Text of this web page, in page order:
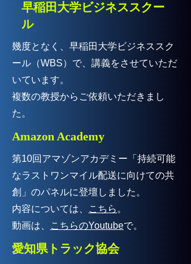
早稲田大学ビジネススクー
ル
幾度となく、早稲田大学ビジネススク
ール（WBS）で、講義をさせていただ
いています。
複数の教授からご依頼いただきまし
た。
Amazon Academy
第10回アマゾンアカデミー「持続可能
なラストワンマイル配送に向けての共
創」のパネルに登壇しました。
内容については、
こちら 。
動画は、
こちらのYoutubeで。
愛知県トラック協会